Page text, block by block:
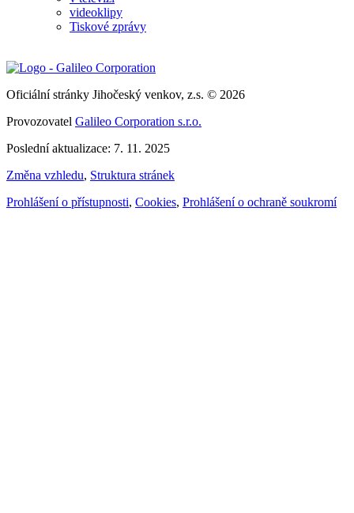
videoklipy
Tiskové zprávy
Oficiální stránky Jihočeský venkov, z.s. © 2026
Provozovatel Galileo Corporation s.r.o.
Poslední aktualizace: 7. 11. 2025
Změna vzhledu, Struktura stránek
Prohlášení o přístupnosti, Cookies, Prohlášení o ochraně soukromí